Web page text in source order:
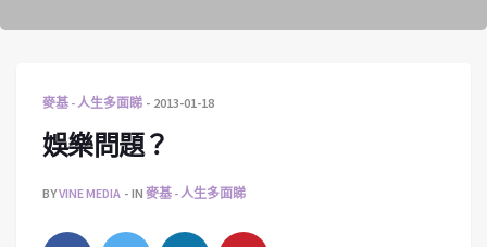
麥基 - 人生多面睇 2013-01-18
娛樂問題？
BYVINE MEDIA IN 麥基 - 人生多面睇